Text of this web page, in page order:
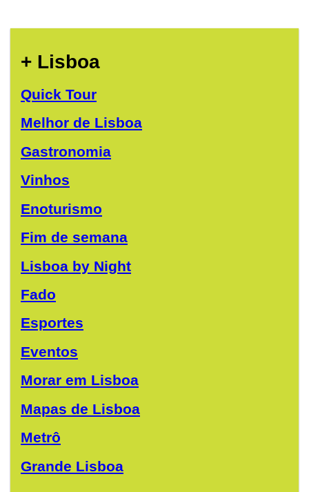
+ Lisboa
Quick Tour
Melhor de Lisboa
Gastronomia
Vinhos
Enoturismo
Fim de semana
Lisboa by Night
Fado
Esportes
Eventos
Morar em Lisboa
Mapas de Lisboa
Metrô
Grande Lisboa